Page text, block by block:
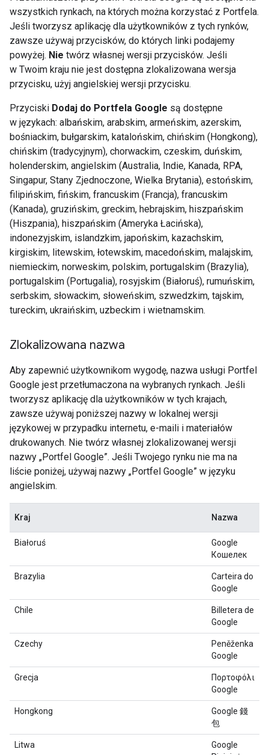
wszystkich rynkach, na których można korzystać z Portfela.
Jeśli tworzysz aplikację dla użytkowników z tych rynków,
zawsze używaj przycisków, do których linki podajemy
powyżej. Nie twórz własnej wersji przycisków. Jeśli
w Twoim kraju nie jest dostępna zlokalizowana wersja
przycisku, użyj angielskiej wersji przycisku.
Przyciski Dodaj do Portfela Google są dostępne
w językach: albańskim, arabskim, armeńskim, azerskim,
bośniackim, bułgarskim, katalońskim, chińskim (Hongkong),
chińskim (tradycyjnym), chorwackim, czeskim, duńskim,
holenderskim, angielskim (Australia, Indie, Kanada, RPA,
Singapur, Stany Zjednoczone, Wielka Brytania), estońskim,
filipińskim, fińskim, francuskim (Francja), francuskim
(Kanada), gruzińskim, greckim, hebrajskim, hiszpańskim
(Hiszpania), hiszpańskim (Ameryka Łacińska),
indonezyjskim, islandzkim, japońskim, kazachskim,
kirgiskim, litewskim, łotewskim, macedońskim, malajskim,
niemieckim, norweskim, polskim, portugalskim (Brazylia),
portugalskim (Portugalia), rosyjskim (Białoruś), rumuńskim,
serbskim, słowackim, słoweńskim, szwedzkim, tajskim,
tureckim, ukraińskim, uzbeckim i wietnamskim.
Zlokalizowana nazwa
Aby zapewnić użytkownikom wygodę, nazwa usługi Portfel
Google jest przetłumaczona na wybranych rynkach. Jeśli
tworzysz aplikację dla użytkowników w tych krajach,
zawsze używaj poniższej nazwy w lokalnej wersji
językowej w przypadku internetu, e-maili i materiałów
drukowanych. Nie twórz własnej zlokalizowanej wersji
nazwy „Portfel Google”. Jeśli Twojego rynku nie ma na
liście poniżej, używaj nazwy „Portfel Google” w języku
angielskim.
Kraj Nazwa
Białoruś
Google
Кошелек
Brazylia
Carteira do
Google
Chile
Billetera de
Google
Czechy
Peněženka
Google
Grecja
Πορτοφόλι
Google
Hongkong
Google 錢
包
Litwa
Google